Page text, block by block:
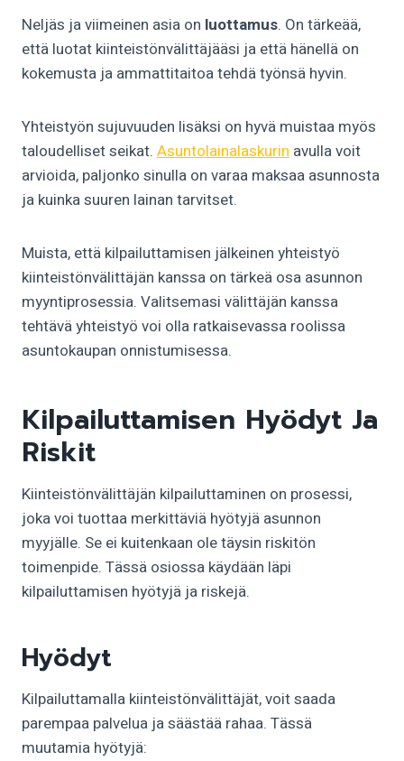
Neljäs ja viimeinen asia on luottamus. On tärkeää,
että luotat kiinteistönvälittäjääsi ja että hänellä on
kokemusta ja ammattitaitoa tehdä työnsä hyvin.
Yhteistyön sujuvuuden lisäksi on hyvä muistaa myös
taloudelliset seikat. Asuntolainalaskurin avulla voit
arvioida, paljonko sinulla on varaa maksaa asunnosta
ja kuinka suuren lainan tarvitset.
Muista, että kilpailuttamisen jälkeinen yhteistyö
kiinteistönvälittäjän kanssa on tärkeä osa asunnon
myyntiprosessia. Valitsemasi välittäjän kanssa
tehtävä yhteistyö voi olla ratkaisevassa roolissa
asuntokaupan onnistumisessa.
Kilpailuttamisen Hyödyt Ja
Riskit
Kiinteistönvälittäjän kilpailuttaminen on prosessi,
joka voi tuottaa merkittäviä hyötyjä asunnon
myyjälle. Se ei kuitenkaan ole täysin riskitön
toimenpide. Tässä osiossa käydään läpi
kilpailuttamisen hyötyjä ja riskejä.
Hyödyt
Kilpailuttamalla kiinteistönvälittäjät, voit saada
parempaa palvelua ja säästää rahaa. Tässä
muutamia hyötyjä: